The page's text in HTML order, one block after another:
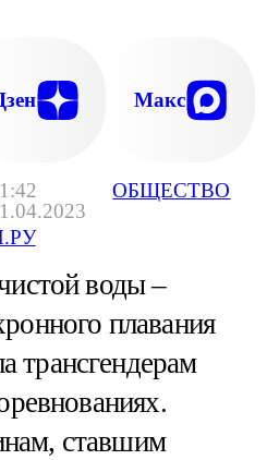
ОБЩЕСТВО
Макс
воды –
плавания
ставшим